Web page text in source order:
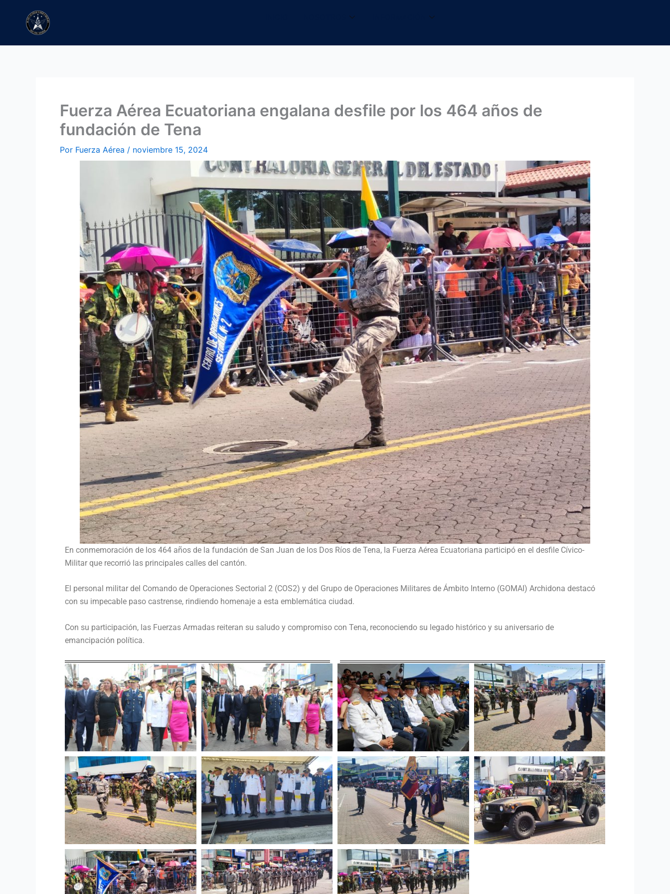
contenido
Fuerza Aérea Ecuatoriana engalana desfile por los 464 años de
fundación de Tena
Por Fuerza Aérea / noviembre 15, 2024
En conmemoración de los 464 años de la fundación de San Juan de los Dos Ríos de Tena, la Fuerza Aérea Ecuatoriana participó en el desfile Cívico-
Militar que recorrió las principales calles del cantón.
El personal militar del Comando de Operaciones Sectorial 2 (COS2) y del Grupo de Operaciones Militares de Ámbito Interno (GOMAI) Archidona destacó
con su impecable paso castrense, rindiendo homenaje a esta emblemática ciudad.
Con su participación, las Fuerzas Armadas reiteran su saludo y compromiso con Tena, reconociendo su legado histórico y su aniversario de
emancipación política.